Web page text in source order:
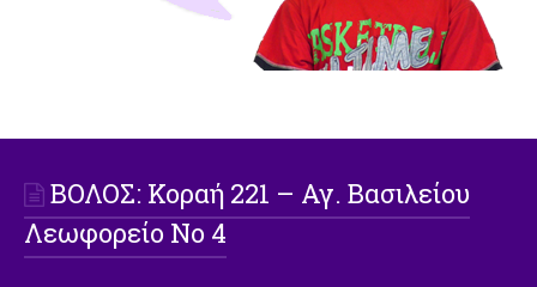
ΒΟΛΟΣ: Koραή 221 – Αγ. Βασιλείου
Λεωφορείο Νο 4